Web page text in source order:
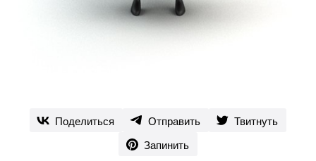
Поделиться Отправить
Твитнуть
Запинить